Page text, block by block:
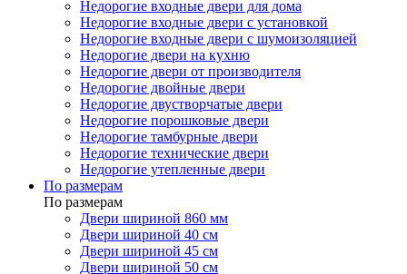
Недорогие входные двери для дома
Недорогие входные двери с установкой
Недорогие входные двери с шумоизоляцией
Недорогие двери на кухню
Недорогие двери от производителя
Недорогие двойные двери
Недорогие двустворчатые двери
Недорогие порошковые двери
Недорогие тамбурные двери
Недорогие технические двери
Недорогие утепленные двери
По размерам
По размерам
Двери шириной 860 мм
Двери шириной 40 см
Двери шириной 45 см
Двери шириной 50 см